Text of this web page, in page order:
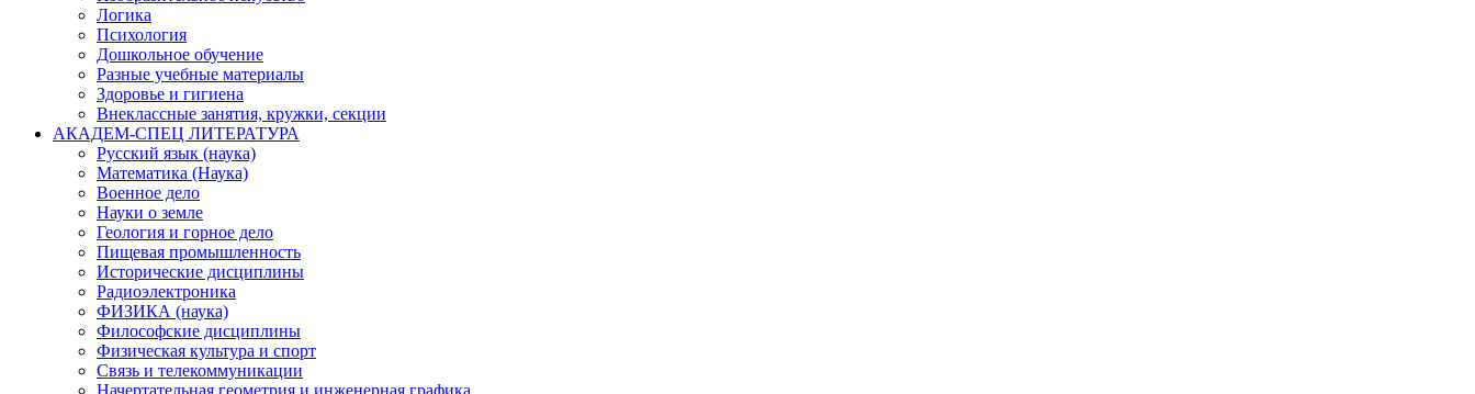
Логика
Психология
Дошкольное обучение
Разные учебные материалы
Здоровье и гигиена
Внеклассные занятия, кружки, секции
АКАДЕМ-СПЕЦ ЛИТЕРАТУРА
Русский язык (наука)
Математика (Наука)
Военное дело
Науки о земле
Геология и горное дело
Пищевая промышленность
Исторические дисциплины
Радиоэлектроника
ФИЗИКА (наука)
Философские дисциплины
Физическая культура и спорт
Связь и телекоммуникации
Начертательная геометрия и инженерная графика